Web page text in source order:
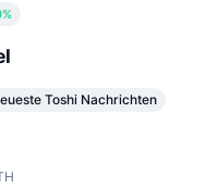
Toshi Nachrichten